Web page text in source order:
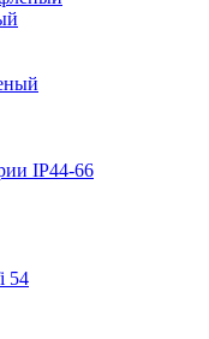
IP44-66
54